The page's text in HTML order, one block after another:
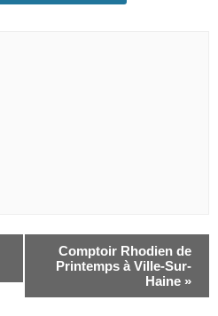
Comptoir Rhodien de
Printemps à Ville-Sur-
Haine »